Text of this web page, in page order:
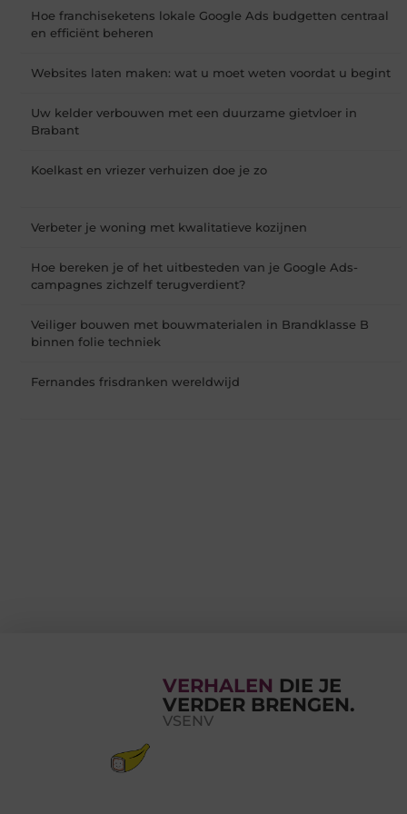
Hoe franchiseketens lokale Google Ads budgetten centraal
en efficiënt beheren
Websites laten maken: wat u moet weten voordat u begint
Uw kelder verbouwen met een duurzame gietvloer in
Brabant
Koelkast en vriezer verhuizen doe je zo
Verbeter je woning met kwalitatieve kozijnen
Hoe bereken je of het uitbesteden van je Google Ads-
campagnes zichzelf terugverdient?
Veiliger bouwen met bouwmaterialen in Brandklasse B
binnen folie techniek
Fernandes frisdranken wereldwijd
VERHALEN DIE JE
VERDER BRENGEN.
VSENV